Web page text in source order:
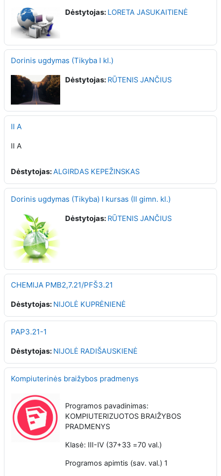
Dėstytojas: LORETA JASUKAITIENĖ
Dorinis ugdymas (Tikyba I kl.)
Dėstytojas: RŪTENIS JANČIUS
II A
II A
Dėstytojas:ALGIRDAS KEPEŽINSKAS
Dorinis ugdymas (Tikyba) I kursas (II gimn. kl.)
Dėstytojas: RŪTENIS JANČIUS
CHEMIJA PMB2,7.21/PFŠ3.21
Dėstytojas: NIJOLĖ KUPRĖNIENĖ
PAP3.21-1
Dėstytojas: NIJOLĖ RADIŠAUSKIENĖ
Kompiuterinės braižybos pradmenys
Programos pavadinimas:
KOMPIUTERIZUOTOS BRAIŽYBOS
PRADMENYS
Klasė: III-IV (37+33 =70 val.)
Programos apimtis (sav. val.) 1